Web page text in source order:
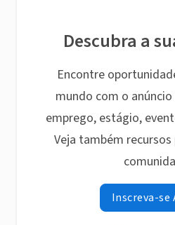
Descubra a
Encontre
mundo com o
emprego, estágio,
Veja também
Inscreva-se